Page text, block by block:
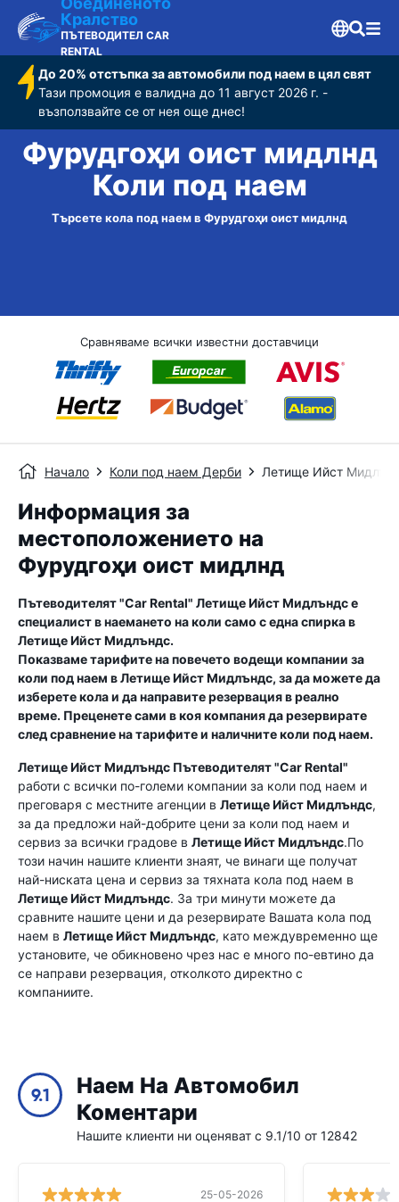
Кралство
ПЪТЕВОДИТЕЛ CAR
RENTAL
До 20% отстъпка за автомобили под наем в цял свят
Тази промоция е валидна до 11 август 2026 г. -
възползвайте се от нея още днес!
Фурудгоҳи оист мидлнд
Коли под наем
Търсете кола под наем в Фурудгоҳи оист мидлнд
Сравняваме всички известни доставчици
Начало Коли под наем Дерби Летище Ийст
Информация за
местоположението на
Фурудгоҳи оист мидлнд
Пътеводителят "Car Rental" Летище Ийст Мидлъндсе
специалист в наемането на коли само с една спирка в
Летище Ийст Мидлъндс.
Показваме тарифите на повечето водещи компании за
коли под наем вЛетище Ийст Мидлъндс, за да можете да
изберете кола и да направите резервация в реално
време. Преценете сами в коя компания да резервирате
след сравнение на тарифите и наличните коли под наем.
Летище Ийст Мидлъндс Пътеводителят "Car Rental"
работи с всички по-големи компании за коли под наем и
преговаря с местните агенции в Летище Ийст Мидлъндс,
за да предложи най-добрите цени за коли под наем и
сервиз за всички градове в Летище Ийст Мидлъндс.По
този начин нашите клиенти знаят, че винаги ще получат
най-ниската цена и сервиз за тяхната кола под наем в
Летище Ийст Мидлъндс. За три минути можете да
сравните нашите цени и да резервирате Вашата кола под
наем в Летище Ийст Мидлъндс, като междувременно ще
установите, че обикновено чрез нас е много по-евтино да
се направи резервация, отколкото директно с
компаниите.
9.1
Наем На Автомобил
Коментари
Нашите клиенти ни оценяват с 9.1/10 от 12842
25-05-2026